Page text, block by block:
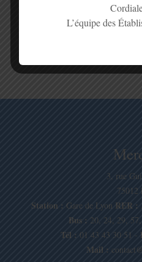
3, rue
75012
Station : Gare de Lyon RER :
Bus : 20, 24, 29,
Tél : 01 43 43 30 51 -
Mail :
L’équipe des